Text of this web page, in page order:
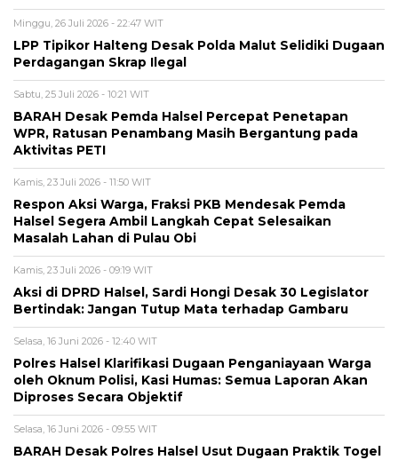
Minggu, 26 Juli 2026 - 22:47 WIT
LPP Tipikor Halteng Desak Polda Malut Selidiki Dugaan
Perdagangan Skrap Ilegal
Sabtu, 25 Juli 2026 - 10:21 WIT
BARAH Desak Pemda Halsel Percepat Penetapan
WPR, Ratusan Penambang Masih Bergantung pada
Aktivitas PETI
Kamis, 23 Juli 2026 - 11:50 WIT
Respon Aksi Warga, Fraksi PKB Mendesak Pemda
Halsel Segera Ambil Langkah Cepat Selesaikan
Masalah Lahan di Pulau Obi
Kamis, 23 Juli 2026 - 09:19 WIT
Aksi di DPRD Halsel, Sardi Hongi Desak 30 Legislator
Bertindak: Jangan Tutup Mata terhadap Gambaru
Selasa, 16 Juni 2026 - 12:40 WIT
Polres Halsel Klarifikasi Dugaan Penganiayaan Warga
oleh Oknum Polisi, Kasi Humas: Semua Laporan Akan
Diproses Secara Objektif
Selasa, 16 Juni 2026 - 09:55 WIT
BARAH Desak Polres Halsel Usut Dugaan Praktik Togel